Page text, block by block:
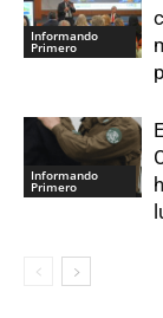
Informando
Primero
Informando
Primero